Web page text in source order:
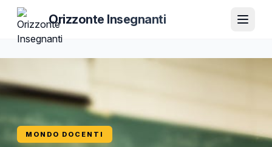
Orizzonte Insegnanti
MONDO DOCENTI